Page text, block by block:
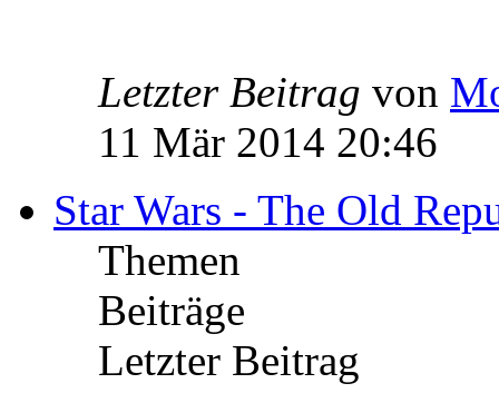
Letzter Beitrag von
11 Mär 2014 20:46
Star Wars - The Old
Themen
Beiträge
Letzter Beitrag